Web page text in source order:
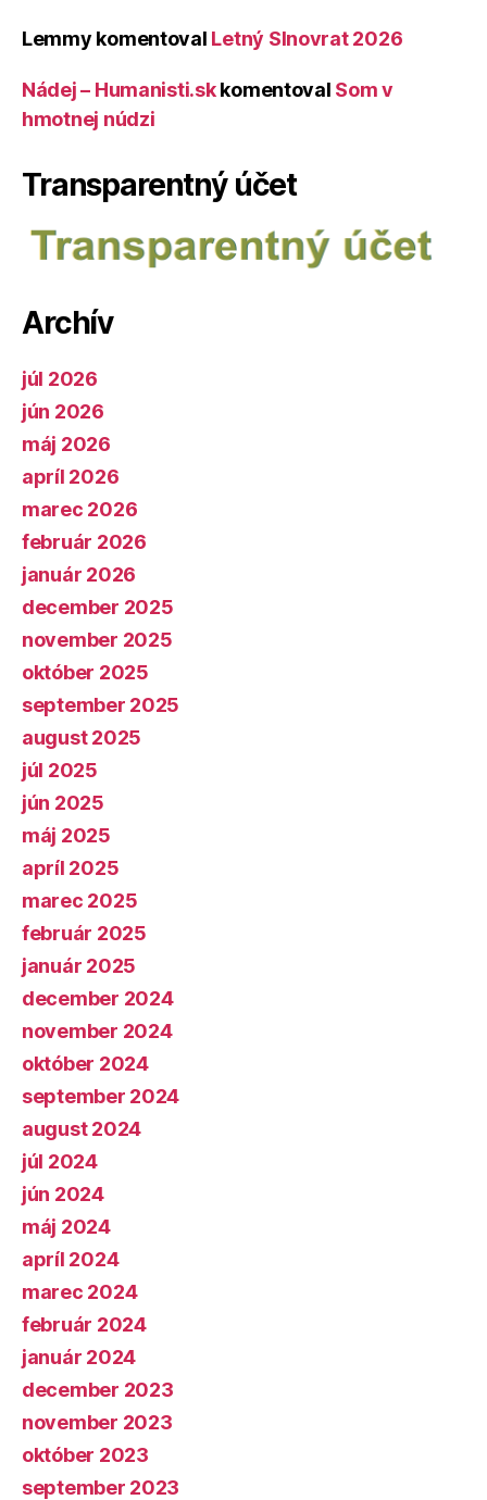
Lemmy komentoval Letný Slnovrat 2026
Nádej – Humanisti.skkomentoval Som v
hmotnej núdzi
Transparentný účet
Archív
júl 2026
jún 2026
máj 2026
apríl 2026
marec 2026
február 2026
január 2026
december 2025
november 2025
október 2025
september 2025
august 2025
júl 2025
jún 2025
máj 2025
apríl 2025
marec 2025
február 2025
január 2025
december 2024
november 2024
október 2024
september 2024
august 2024
júl 2024
jún 2024
máj 2024
apríl 2024
marec 2024
február 2024
január 2024
december 2023
november 2023
október 2023
september 2023